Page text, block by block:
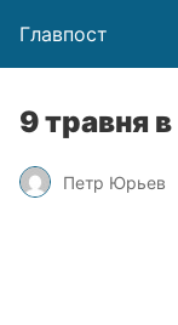
Главпост
9 травня
Петр Юрьев